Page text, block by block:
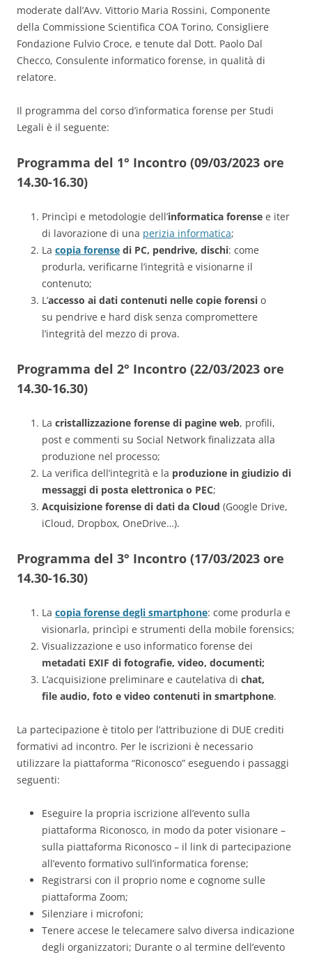
moderate dall’Avv. Vittorio Maria Rossini, Componente
della Commissione Scientifica COA Torino, Consigliere
Fondazione Fulvio Croce, e tenute dal Dott. Paolo Dal
Checco, Consulente informatico forense, in qualità di
relatore.
Il programma del corso d’informatica forense per Studi
Legali è il seguente:
Programma del 1° Incontro (09/03/2023 ore
14.30-16.30)
Princìpi e metodologie dell’informatica forense e iter
di lavorazione di una perizia informatica;
La copia forense di PC, pendrive, dischi: come
produrla, verificarne l’integrità e visionarne il
contenuto;
L’accesso ai dati contenuti nelle copie forensi o
su pendrive e hard disk senza compromettere
l’integrità del mezzo di prova.
Programma del 2° Incontro (22/03/2023 ore
14.30-16.30)
La cristallizzazione forense di pagine web, profili,
post e commenti su Social Network finalizzata alla
produzione nel processo;
La verifica dell’integrità e la produzione in giudizio di
messaggi di posta elettronica o PEC;
Acquisizione forense di dati da Cloud (Google Drive,
iCloud, Dropbox, OneDrive…).
Programma del 3° Incontro (17/03/2023 ore
14.30-16.30)
La copia forense degli smartphone: come produrla e
visionarla, princìpi e strumenti della mobile forensics;
Visualizzazione e uso informatico forense dei
metadati EXIF di fotografie, video, documenti;
L’acquisizione preliminare e cautelativa di chat,
file audio, foto e video contenuti in smartphone.
La partecipazione è titolo per l’attribuzione di DUE crediti
formativi ad incontro. Per le iscrizioni è necessario
utilizzare la piattaforma “Riconosco” eseguendo i passaggi
seguenti:
Eseguire la propria iscrizione all’evento sulla
piattaforma Riconosco, in modo da poter visionare –
sulla piattaforma Riconosco – il link di partecipazione
all’evento formativo sull’informatica forense;
Registrarsi con il proprio nome e cognome sulle
piattaforma Zoom;
Silenziare i microfoni;
Tenere accese le telecamere salvo diversa indicazione
degli organizzatori; Durante o al termine dell’evento